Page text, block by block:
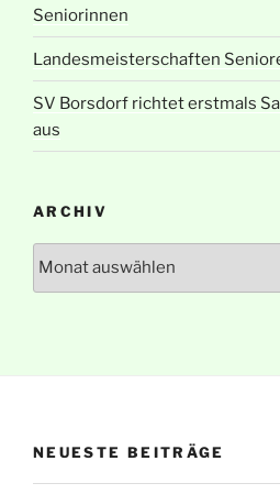
Seniorinnen
Landesmeisterschaften
SV Borsdorf richtet erstmals
aus
ARCHIV
NEUESTE BEITRÄGE